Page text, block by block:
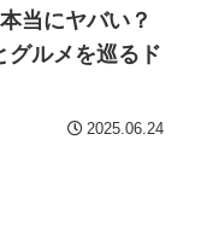
当にヤバい？
ルメを巡るド
2025.06.24